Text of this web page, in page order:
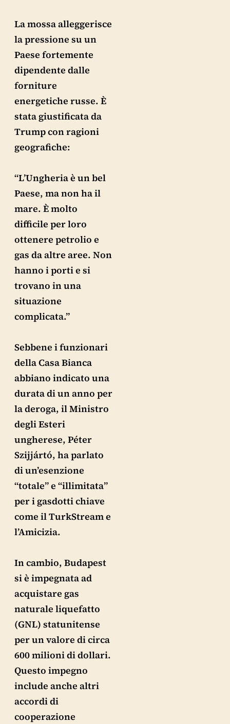
La mossa alleggerisce
la pressione su un
Paese fortemente
dipendente dalle
forniture
energetiche russe. È
stata giustificata da
Trump con ragioni
geografiche:
“L’Ungheria è un bel
Paese, ma non ha il
mare. È molto
difficile per loro
ottenere petrolio e
gas da altre aree. Non
hanno i porti e si
trovano in una
situazione
complicata.”
Sebbene i funzionari
della Casa Bianca
abbiano indicato una
durata di un anno per
la deroga, il Ministro
degli Esteri
ungherese, Péter
Szijjártó, ha parlato
di un’esenzione
“totale” e “illimitata”
per i gasdotti chiave
come il TurkStream e
l’Amicizia.
In cambio, Budapest
si è impegnata ad
acquistare gas
naturale liquefatto
(GNL) statunitense
per un valore di circa
600 milioni di dollari.
Questo impegno
include anche altri
accordi di
cooperazione